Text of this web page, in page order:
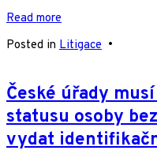
Read more
Posted in Litigace •
České úřady
statusu osoby
vydat